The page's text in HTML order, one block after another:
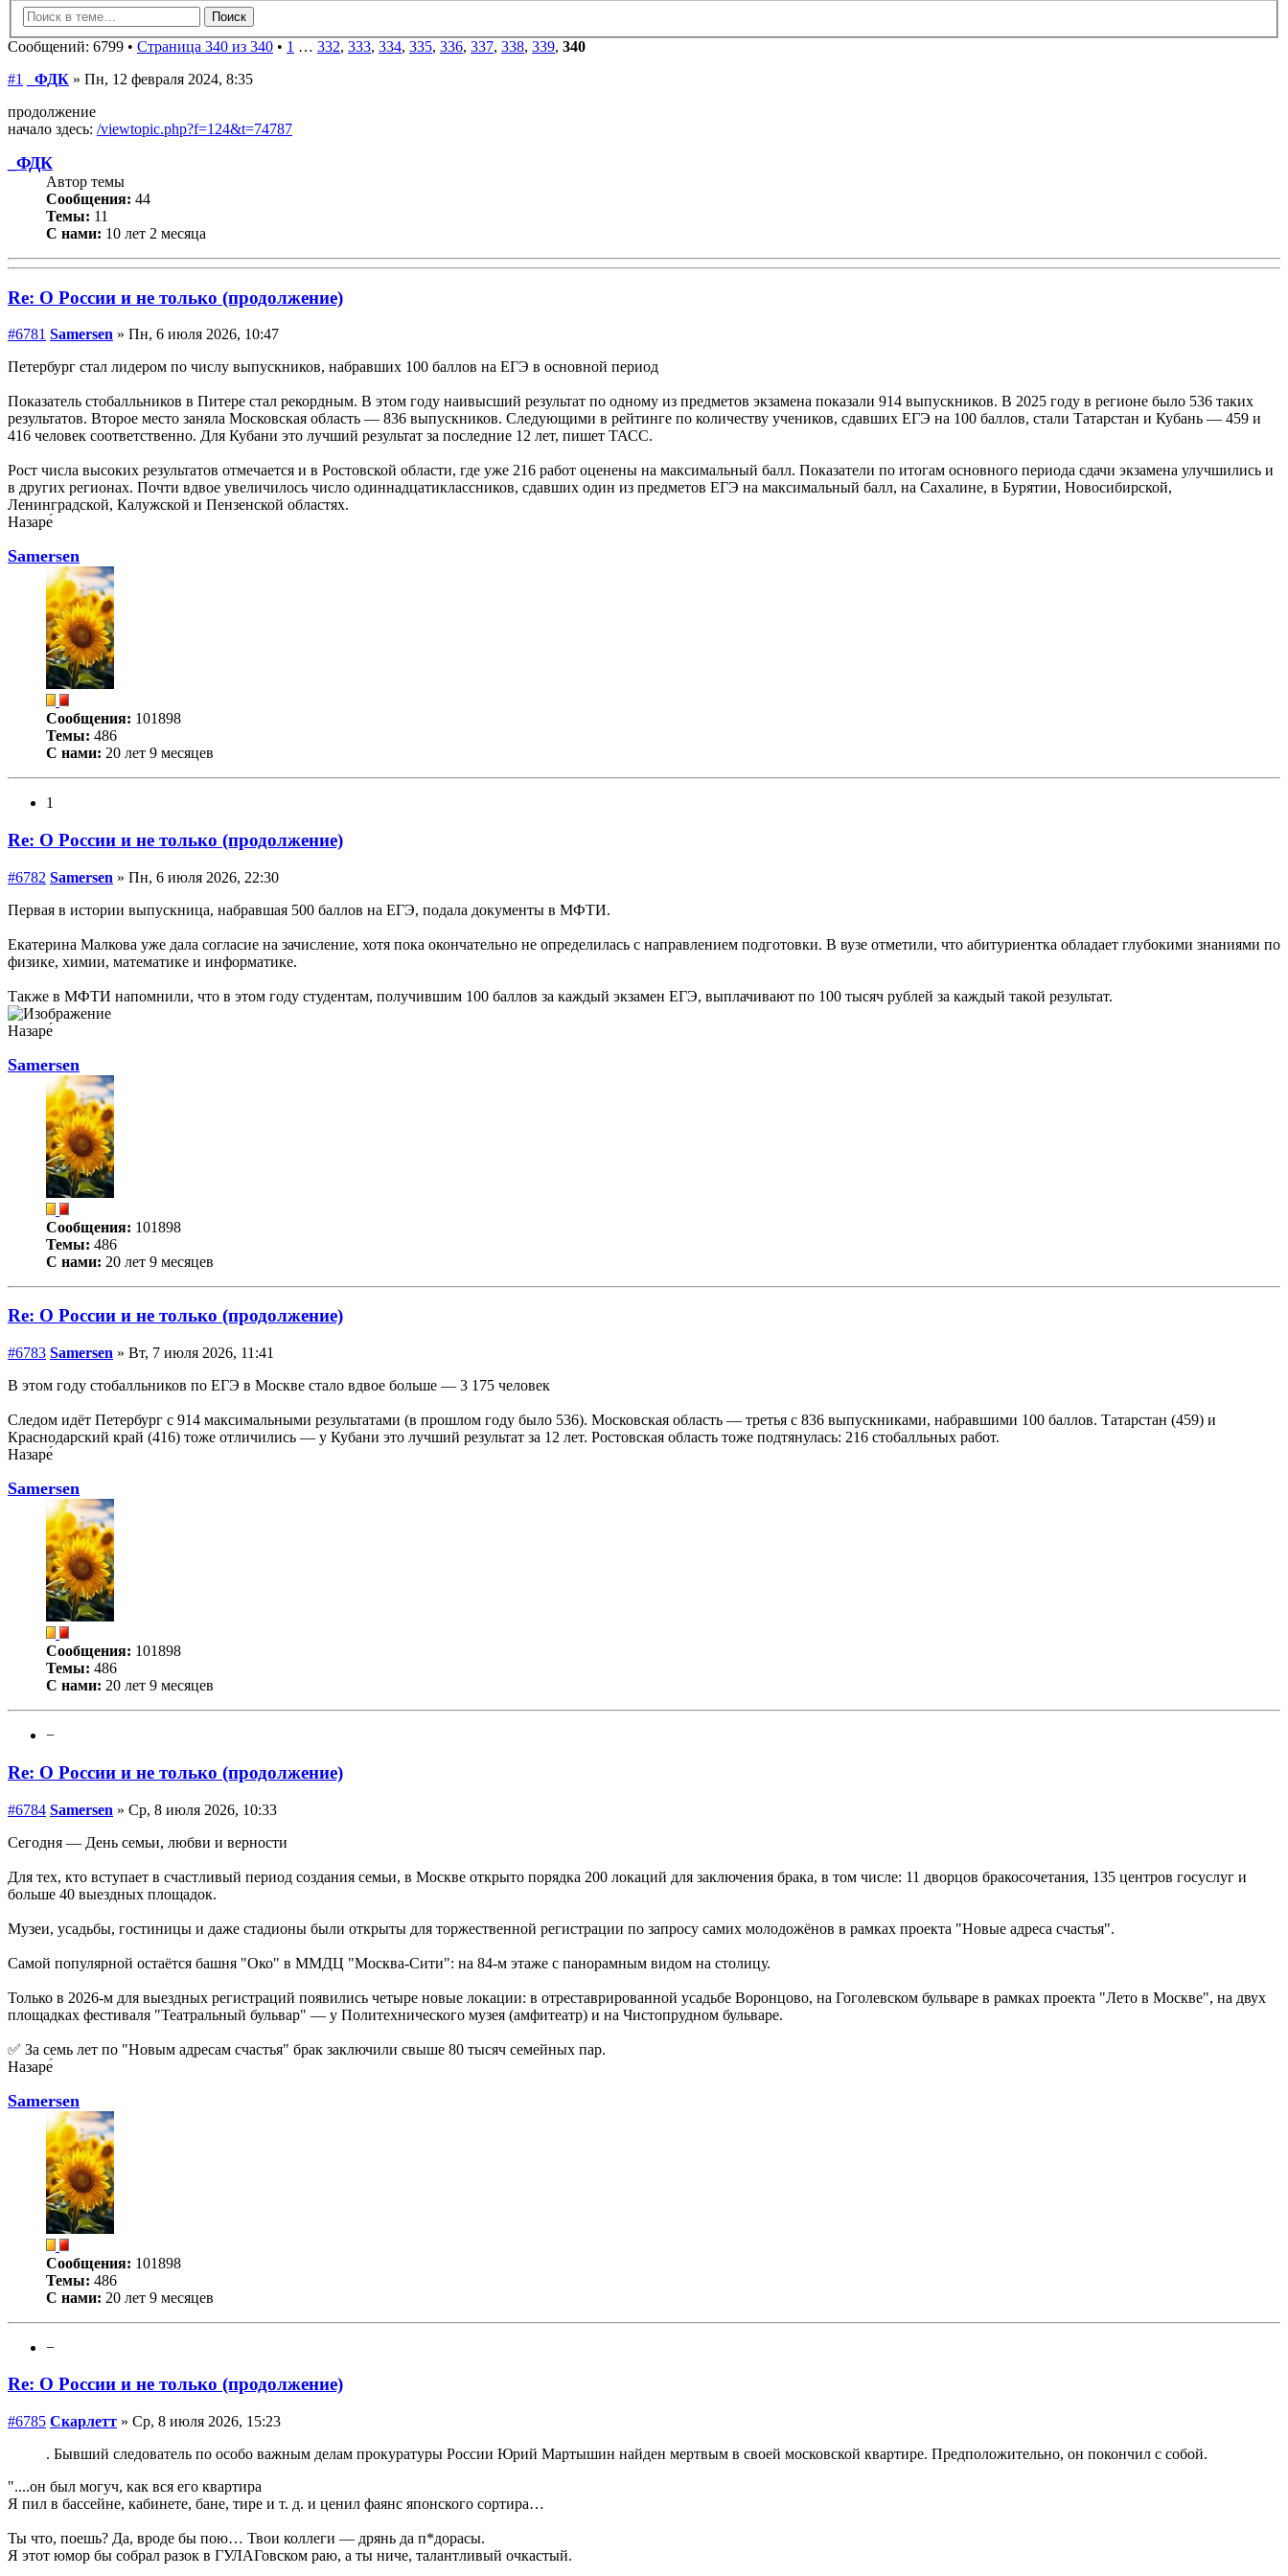
Сообщений: 6799 • Страница 340 из 340 • 1 … 332, 333, 334, 335, 336, 337, 338, 339, 340
#1
_ФДК » Пн, 12 февраля 2024, 8:35
продолжение
начало здесь: /viewtopic.php?f=124&t=74787
_ФДК
Автор темы
Сообщения: 44
Темы: 11
С нами: 10 лет 2 месяца
Re: О России и не только (продолжение)
#6781 Samersen » Пн, 6 июля 2026, 10:47
Петербург стал лидером по числу выпускников, набравших 100 баллов на ЕГЭ в основной период
Показатель стобалльников в Питере стал рекордным. В этом году наивысший результат по одному из предметов экзамена показали 914 выпускников. В 2025 году в регионе было 536 таких
результатов. Второе место заняла Московская область — 836 выпускников. Следующими в рейтинге по количеству учеников, сдавших ЕГЭ на 100 баллов, стали Татарстан и Кубань — 459 и
416 человек соответственно. Для Кубани это лучший результат за последние 12 лет, пишет ТАСС.
Рост числа высоких результатов отмечается и в Ростовской области, где уже 216 работ оценены на максимальный балл. Показатели по итогам основного периода сдачи экзамена улучшились и
в других регионах. Почти вдвое увеличилось число одиннадцатиклассников, сдавших один из предметов ЕГЭ на максимальный балл, на Сахалине, в Бурятии, Новосибирской,
Ленинградской, Калужской и Пензенской областях.
Назаре́
Samersen
Сообщения: 101898
Темы: 486
С нами: 20 лет 9 месяцев
1
Re: О России и не только (продолжение)
#6782 Samersen » Пн, 6 июля 2026, 22:30
Первая в истории выпускница, набравшая 500 баллов на ЕГЭ, подала документы в МФТИ.
Екатерина Малкова уже дала согласие на зачисление, хотя пока окончательно не определилась с направлением подготовки. В вузе отметили, что абитуриентка обладает глубокими знаниями по
физике, химии, математике и информатике.
Также в МФТИ напомнили, что в этом году студентам, получившим 100 баллов за каждый экзамен ЕГЭ, выплачивают по 100 тысяч рублей за каждый такой результат.
Назаре́
Samersen
Сообщения: 101898
Темы: 486
С нами: 20 лет 9 месяцев
Re: О России и не только (продолжение)
#6783 Samersen » Вт, 7 июля 2026, 11:41
В этом году стобалльников по ЕГЭ в Москве стало вдвое больше — 3 175 человек
Следом идёт Петербург с 914 максимальными результатами (в прошлом году было 536). Московская область — третья с 836 выпускниками, набравшими 100 баллов. Татарстан (459) и
Краснодарский край (416) тоже отличились — у Кубани это лучший результат за 12 лет. Ростовская область тоже подтянулась: 216 стобалльных работ.
Назаре́
Samersen
Сообщения: 101898
Темы: 486
С нами: 20 лет 9 месяцев
−
Re: О России и не только (продолжение)
#6784 Samersen » Ср, 8 июля 2026, 10:33
Сегодня — День семьи, любви и верности
Для тех, кто вступает в счастливый период создания семьи, в Москве открыто порядка 200 локаций для заключения брака, в том числе: 11 дворцов бракосочетания, 135 центров госуслуг и
больше 40 выездных площадок.
Музеи, усадьбы, гостиницы и даже стадионы были открыты для торжественной регистрации по запросу самих молодожёнов в рамках проекта "Новые адреса счастья".
Самой популярной остаётся башня "Око" в ММДЦ "Москва-Сити": на 84-м этаже с панорамным видом на столицу.
Только в 2026-м для выездных регистраций появились четыре новые локации: в отреставрированной усадьбе Воронцово, на Гоголевском бульваре в рамках проекта "Лето в Москве", на двух
площадках фестиваля "Театральный бульвар" — у Политехнического музея (амфитеатр) и на Чистопрудном бульваре.
✅ За семь лет по "Новым адресам счастья" брак заключили свыше 80 тысяч семейных пар.
Назаре́
Samersen
Сообщения: 101898
Темы: 486
С нами: 20 лет 9 месяцев
−
Re: О России и не только (продолжение)
#6785 Скарлетт » Ср, 8 июля 2026, 15:23
. Бывший следователь по особо важным делам прокуратуры России Юрий Мартышин найден мертвым в своей московской квартире. Предположительно, он покончил с собой.
"....он был могуч, как вся его квартира
Я пил в бассейне, кабинете, бане, тире и т. д. и ценил фаянс японского сортира…
Ты что, поешь? Да, вроде бы пою… Твои коллеги — дрянь да п*дорасы.
Я этот юмор бы собрал разок в ГУЛАГовском раю, а ты ниче, талантливый очкастый.